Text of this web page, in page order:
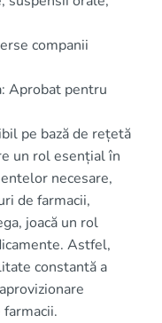
companii
Aprobat pentru
pe bază de rețetă
un rol esențial în
necesare,
de farmacii,
joacă un rol
Astfel,
constantă a